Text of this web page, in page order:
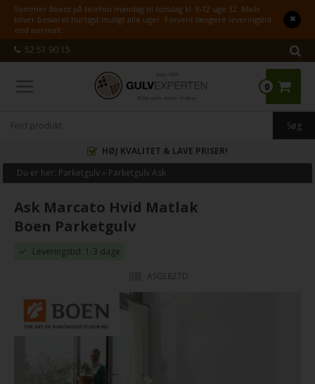
Sommer åbent på telefon mandag til torsdag kl. 9-12 uge 32. Mails
bliver besvaret hurtigst muligt alle uger. Forvent længere leveringstid
end normalt.
52 51 90 15
0
HØJ KVALITET & LAVE PRISER!
Du er her: Parketgulv » Parketgulv Ask
Ask Marcato Hvid Matlak
Boen Parketgulv
Leveringstid: 1-3 dage
ASGL82TD